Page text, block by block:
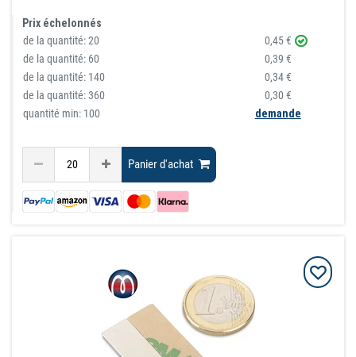
Prix échelonnés
de la quantité:20
0,45 €
de la quantité: 60
0,39 €
de la quantité: 140
0,34 €
de la quantité:360
0,30 €
quantité min: 100
demande
Panier d'achat